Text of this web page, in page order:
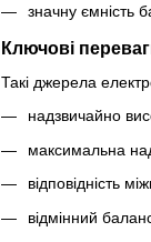
значну ємність
Ключові
Такі джерела
надзвичайно
максимальна
відповідність
відмінний